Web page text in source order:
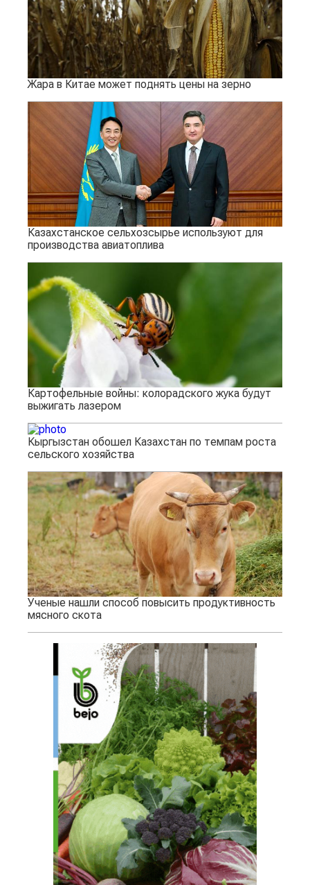
Жара в Китае может поднять цены на зерно
Казахстанское сельхозсырье используют для
производства авиатоплива
Картофельные войны: колорадского жука будут
выжигать лазером
Кыргызстан обошел Казахстан по темпам роста
сельского хозяйства
Ученые нашли способ повысить продуктивность
мясного скота